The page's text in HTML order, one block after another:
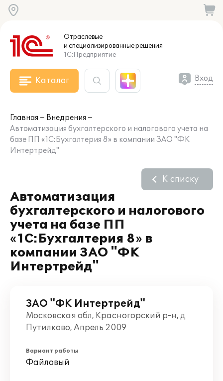
Отраслевые
и специализированныерешения
1С:Предприятие
Каталог Вход
Главная
Внедрения
Автоматизация бухгалтерского и налогового учета на
базе ПП «1С:Бухгалтерия 8» в компании ЗАО "ФК
Интертрейд"
Автоматизация
бухгалтерского и налогового
учета на базе ПП
«1С:Бухгалтерия 8» в
компании ЗАО "ФК
Интертрейд"
К списку
ЗАО "ФК Интертрейд"
Московская обл, Красногорский р-н, д
Путилково, Апрель 2009
Вариант работы
Файловый